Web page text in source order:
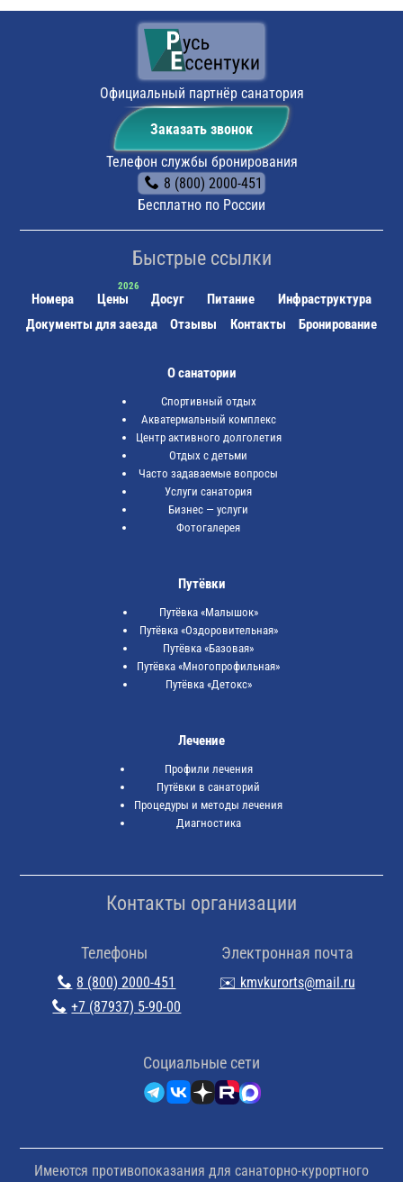
не заблудиться, можно воспользоваться
навигатором. По прибытии будет возможность
оставить автомобиль на парковке санатория.
до ж/д вокзала г. Ессентуки, маршрутным
такси № 3, 7, 12, 14 до остановки «Виктория», далее
пешком 3-4 мин. до санатория
Официальный партнёр санатория
Заказать звонок
Телефон службы бронирования
8 (800) 2000-451
Бесплатно по России
Быстрые ссылки
Номера Цены Досуг Питание
Инфраструктура
Документы для заезда
Отзывы Контакты Бронирование
О санатории
Спортивный отдых
Акватермальный комплекс
Центр активного долголетия
Отдых с детьми
Часто задаваемые вопросы
Услуги санатория
Бизнес — услуги
Фотогалерея
Путёвки
Путёвка «Малышок»
Путёвка «Оздоровительная»
Путёвка «Базовая»
Путёвка «Многопрофильная»
Путёвка «Детокс»
Лечение
Профили лечения
Путёвки в санаторий
Процедуры и методы лечения
Диагностика
Контакты организации
Телефоны
8 (800) 2000-451
+7 (87937) 5-90-00
Электронная почта
✉️ kmvkurorts@mail.ru
Cоциальные сети
Имеются противопоказания для санаторно-курортного